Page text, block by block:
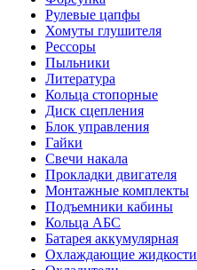
Рулевые цапфы
Хомуты глушителя
Рессоры
Пыльники
Литература
Кольца стопорные
Диск сцепления
Блок управления
Гайки
Свечи накала
Прокладки двигателя
Монтажные комплекты
Подъемники кабины
Кольца АБС
Батарея аккумулярная
Охлаждающие жидкости